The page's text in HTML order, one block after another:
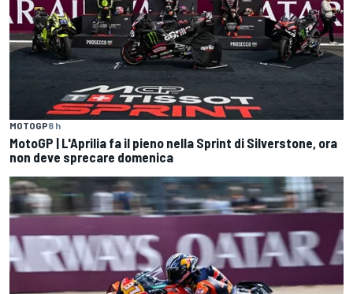
MOTOGP8 h
MotoGP | L'Aprilia fa il pieno nella Sprint di Silverstone, ora
non deve sprecare domenica